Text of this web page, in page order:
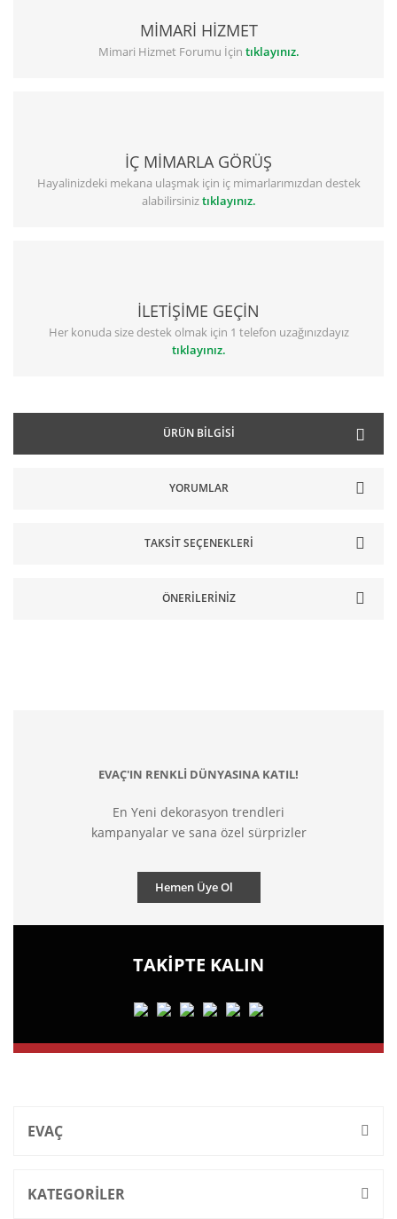
MİMARİ HİZMET
Mimari Hizmet Forumu İçin tıklayınız.
İÇ MİMARLA GÖRÜŞ
Hayalinizdeki mekana ulaşmak için iç mimarlarımızdan destek
alabilirsiniztıklayınız.
İLETİŞİME GEÇİN
Her konuda size destek olmak için 1 telefon uzağınızdayız
tıklayınız.
ÜRÜN BILGISI
YORUMLAR
TAKSIT SEÇENEKLERI
ÖNERILERINIZ
EVAÇ'IN RENKLİ DÜNYASINA KATIL!
En Yeni dekorasyon trendleri
kampanyalar ve sana özel sürprizler
Hemen Üye Ol
TAKİPTE KALIN
EVAÇ
KATEGORİLER